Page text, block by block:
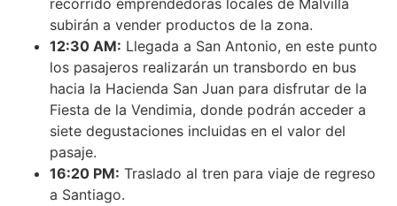
recorrido emprendedoras locales de Malvilla
subirán a vender productos de la zona.
12:30 AM: Llegada a San Antonio, en este punto
los pasajeros realizarán un transbordo en bus
hacia la Hacienda San Juan para disfrutar de la
Fiesta de la Vendimia, donde podrán acceder a
siete degustaciones incluidas en el valor del
pasaje.
16:20 PM: Traslado al tren para viaje de regreso
a Santiago.